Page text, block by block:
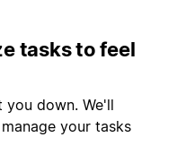
tasks to feel
you down. We'll
your tasks